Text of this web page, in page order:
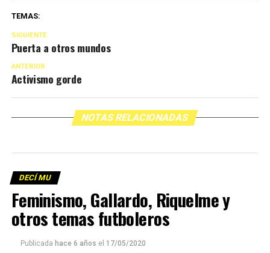
TEMAS:
SIGUIENTE
Puerta a otros mundos
ANTERIOR
Activismo gorde
NOTAS RELACIONADAS
DECÍ MU
Feminismo, Gallardo, Riquelme y
otros temas futboleros
Publicada hace 6 años el 17/05/2020